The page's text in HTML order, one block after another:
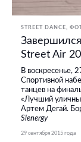
STREET DANCE
Street Air
В воскресенье,
Спортивной
танцев на
«Лучший
Артем Дегай.
Slenergy
29 сентября 2015 года